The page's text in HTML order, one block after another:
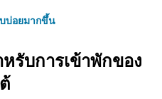
บ่อยมากขึ้น
รับการเข้าพักของ